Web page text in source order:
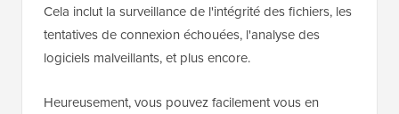
Cela inclut la surveillance de l'intégrité des fichiers, les
tentatives de connexion échouées, l'analyse des
logiciels malveillants, et plus encore.
Heureusement, vous pouvez facilement vous en